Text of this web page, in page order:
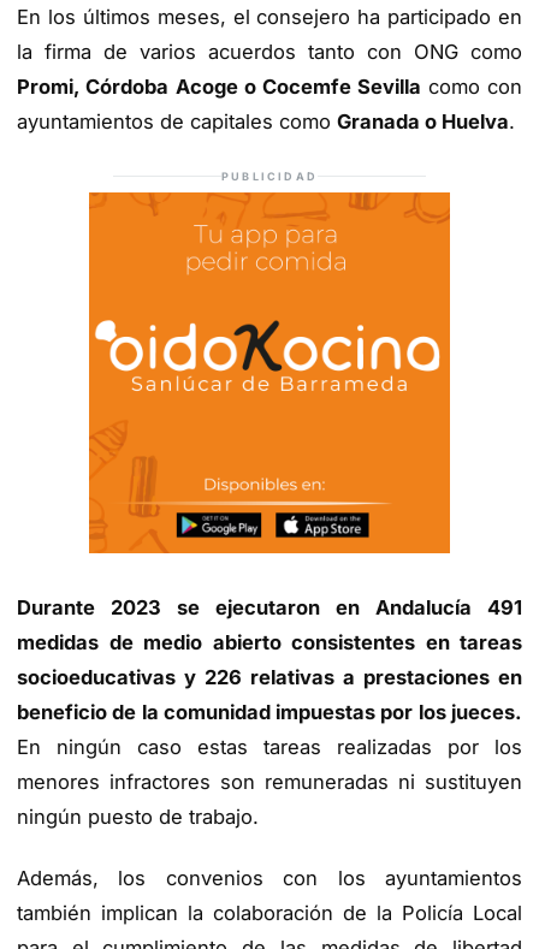
En los últimos meses, el consejero ha participado en
la firma de varios acuerdos tanto con ONG como
Promi, Córdoba Acoge o Cocemfe Sevilla como con
ayuntamientos de capitales como Granada o Huelva.
PUBLICIDAD
Durante 2023 se ejecutaron en Andalucía 491
medidas de medio abierto consistentes en tareas
socioeducativas y 226 relativas a prestaciones en
beneficio de la comunidad impuestas por los jueces.
En ningún caso estas tareas realizadas por los
menores infractores son remuneradas ni sustituyen
ningún puesto de trabajo.
Además, los convenios con los ayuntamientos
también implican la colaboración de la Policía Local